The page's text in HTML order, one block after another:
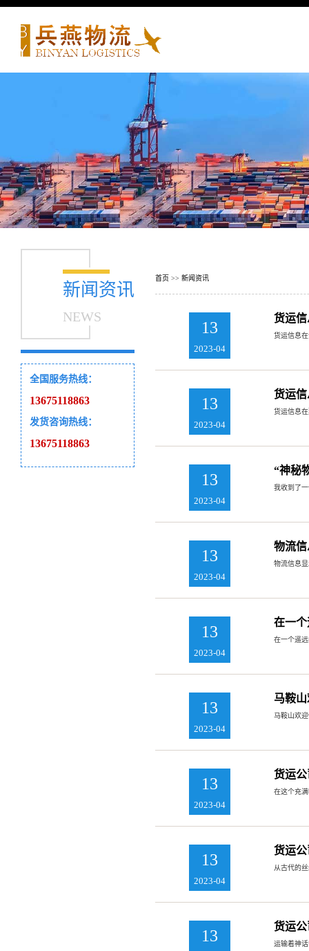
新闻资讯
NEWS
全国服务热线：
13675118863
发货咨询热线：
13675118863
首页 >> 新闻资讯
13
2023-04
货运
货运信息
13
2023-04
货运
货运信息
13
2023-04
“神秘
我收到了
13
2023-04
物流
物流信息
13
2023-04
在一
在一个遥
13
2023-04
马鞍
马鞍山欢
13
2023-04
货运
在这个充
13
2023-04
货运
从古代的
13
货运
运输着神